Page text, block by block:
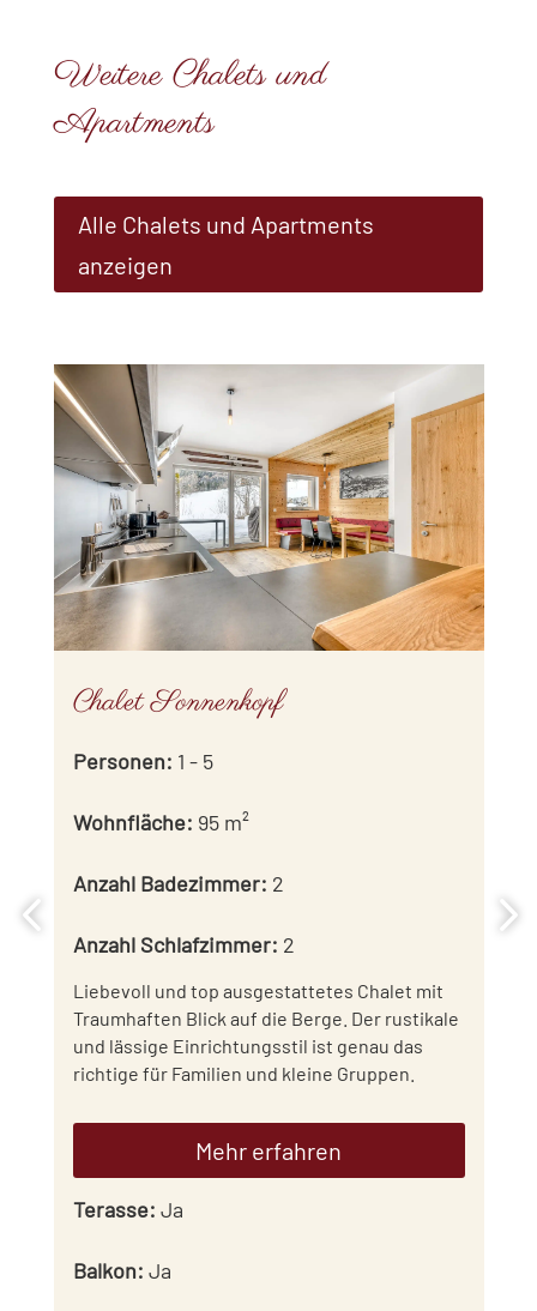
Weitere Chalets und
Apartments
Alle Chalets und Apartments
anzeigen
Chalet Sonnenkopf
Personen: 1 - 5
Wohnfläche: 95 m²
Anzahl Badezimmer: 2
Anzahl Schlafzimmer: 2
Liebevoll und top ausgestattetes Chalet mit
Traumhaften Blick auf die Berge. Der rustikale
und lässige Einrichtungsstil ist genau das
richtige für Familien und kleine Gruppen.
Mehr erfahren
Terasse: Ja
Balkon: Ja